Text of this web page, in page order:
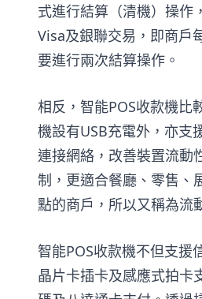
式進行結算（清機）操作
Visa及銀聯交易，即商戶
要進行兩次結算操作。
相反，智能POS收款機比
機設有USB充電外，亦支
連接網絡，改善裝置流動
制，更適合餐廳、零售、
點的商戶，所以又稱為流
智能POS收款機不但支援
晶片卡插卡及感應式拍卡